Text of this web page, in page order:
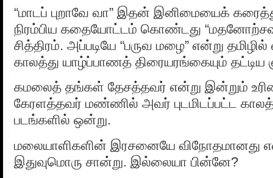
“மாடப் புறாவே வா” இதன் இனிமையைக்
நிரம்பிய கதையோட்டம் கொண்டது
சித்திரம். அப்படியே “பருவ மழை” என்று
காலத்து யாழ்ப்பாணத் திரையரங்கையும் தட்டிய
கமலைத் தங்கள் தேசத்தவர் என்று இன்றும்
கேரளத்தவர் மண்ணில் அவர் புடமிடப்பட்ட
படங்களில் ஒன்று.
மலையாளிகளின் இரசனையே விநோதமானது
இதுவுமொரு சான்று. இல்லையா பின்னே?